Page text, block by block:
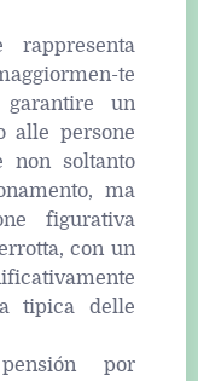
rappresenta
te
garantire un
alle persone
non soltanto
ma
figurativa
con un
tipica delle
por